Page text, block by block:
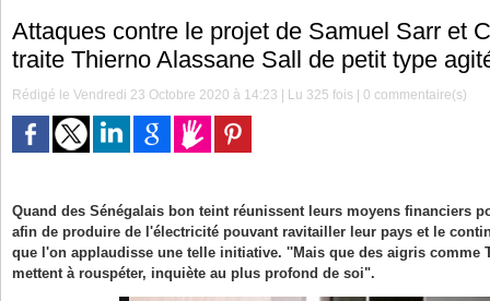
Attaques contre le projet de Samuel Sarr et
traite Thierno Alassane Sall de petit type
Rédigé le Vendredi 23 Octobre 2020 à 14:23 | Lu 325 fois |0 commentaire(s)
Quand des Sénégalais bon teint réunissent leurs moyens financiers
afin de produire de l'électricité pouvant ravitailler leur pays et le
que l'on applaudisse une telle initiative. ''Mais que des aigris comme
mettent à rouspéter, inquiète au plus profond de soi".